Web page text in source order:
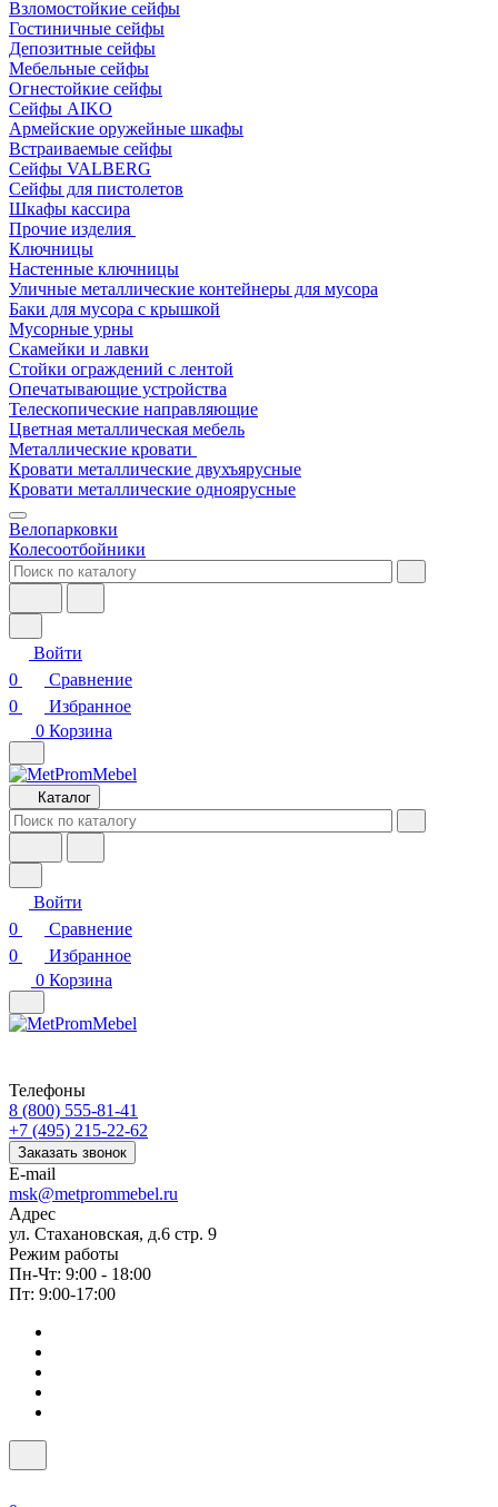
Взломостойкие сейфы
Гостиничные сейфы
Депозитные сейфы
Мебельные сейфы
Огнестойкие сейфы
Сейфы AIKO
Армейские оружейные шкафы
Встраиваемые сейфы
Сейфы VALBERG
Сейфы для пистолетов
Шкафы кассира
Прочие изделия
Ключницы
Настенные ключницы
Уличные металлические контейнеры для мусора
Баки для мусора с крышкой
Мусорные урны
Скамейки и лавки
Стойки ограждений с лентой
Опечатывающие устройства
Телескопические направляющие
Цветная металлическая мебель
Металлические кровати
Кровати металлические двухъярусные
Кровати металлические одноярусные
Велопарковки
Колесоотбойники
Войти
0
Сравнение
0
Избранное
0 Корзина
Каталог
Войти
0
Сравнение
0
Избранное
0 Корзина
Телефоны
8 (800) 555-81-41
+7 (495) 215-22-62
Заказать звонок
E-mail
msk@metprommebel.ru
Адрес
ул. Стахановская, д.6 стр. 9
Режим работы
Пн-Чт: 9:00 - 18:00
Пт: 9:00-17:00